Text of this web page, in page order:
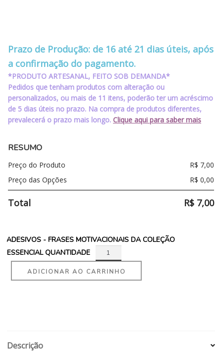
Prazo de Produção: de 16 até 21 dias úteis, após
a confirmação do pagamento.
*PRODUTO ARTESANAL, FEITO SOB DEMANDA*
Pedidos que tenham produtos com alteração ou
personalizados, ou mais de 11 itens, poderão ter um acréscimo
de 5 dias úteis no prazo. Na compra de produtos diferentes,
prevalecerá o prazo mais longo. Clique aqui para saber mais
RESUMO
Preço do Produto R$ 7,00
Preço das Opções
R$ 0,00
Total R$ 7,00
ADESIVOS - FRASES MOTIVACIONAIS DA COLEÇÃO
ESSENCIAL QUANTIDADE
ADICIONAR AO CARRINHO
Descrição